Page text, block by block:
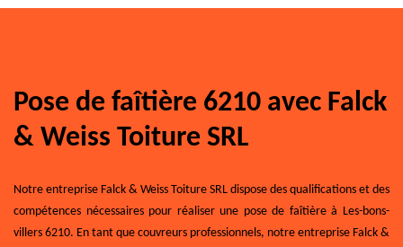
Pose de faîtière 6210 avec Falck
& Weiss Toiture SRL
Notre entreprise Falck & Weiss Toiture SRL dispose des qualifications et des
compétences nécessaires pour réaliser une pose de faîtière à Les-bons-
villers 6210. En tant que couvreurs professionnels, notre entreprise Falck &